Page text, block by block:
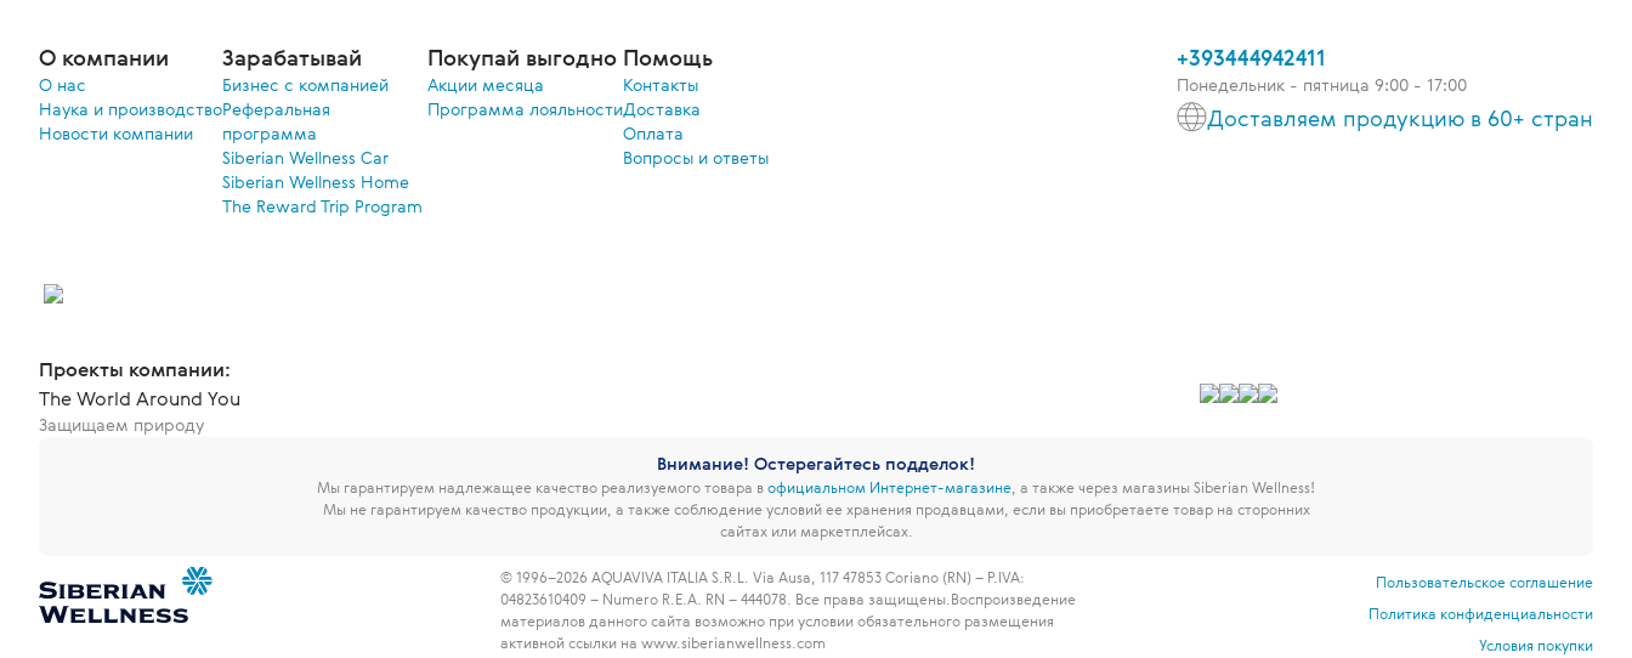
О компании
О нас
Наука и производство
Новости компании
Зарабатывай
Бизнес с компанией
Реферальная
программа
Siberian Wellness Car
Siberian Wellness Home
The Reward Trip Program
Покупай выгодно
Акции меcяца
Программа лояльности
Помощь
Контакты
Доставка
Оплата
Вопросы и ответы
+393444942411
Понедельник - пятница 9:00 - 17:00
Доставляем продукцию в 60+ стран
Проекты компании:
The World Around You
Защищаем природу
Внимание! Остерегайтесь подделок!
Мы гарантируем надлежащее качество реализуемого товара вофициальном Интернет-магазине , а также через магазины Siberian Wellness!
Мы не гарантируем качество продукции, а также соблюдение условий ее хранения продавцами, если вы приобретаете товар на сторонних
сайтах или маркетплейсах.
© 1996–2026 AQUAVIVA ITALIA S.R.L. Via Ausa, 117 47853 Coriano (RN) – P.IVA:
04823610409 – Numero R.E.A. RN – 444078. Все права защищены. Воспроизведение
материалов данного сайта возможно при условии обязательного размещения
активной ссылки на www.siberianwellness.com
Пользовательское соглашение
Политика конфиденциальности
Условия покупки